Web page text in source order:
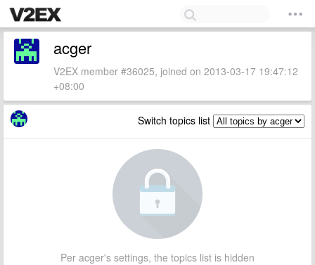
acger
V2EX member #36025, joined on 2013-03-17 19:47:12
+08:00
Switch topics list
Per acger's settings, the topics list is hidden